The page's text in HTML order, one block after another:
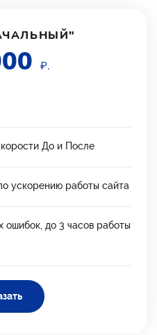
₽.
До и После
ускорению работы сайта
ошибок, до 3 часов работы